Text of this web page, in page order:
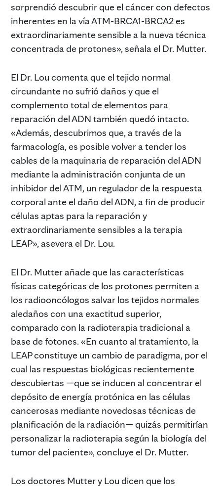
sorprendió descubrir que el cáncer con defectos
inherentes en la vía ATM-BRCA1-BRCA2 es
extraordinariamente sensible a la nueva técnica
concentrada de protones», señala el Dr. Mutter.
El Dr. Lou comenta que el tejido normal
circundante no sufrió daños y que el
complemento total de elementos para
reparación del ADN también quedó intacto.
«Además, descubrimos que, a través de la
farmacología, es posible volver a tender los
cables de la maquinaria de reparación del ADN
mediante la administración conjunta de un
inhibidor del ATM, un regulador de la respuesta
corporal ante el daño del ADN, a fin de producir
células aptas para la reparación y
extraordinariamente sensibles a la terapia
LEAP», asevera el Dr. Lou.
El Dr. Mutter añade que las características
físicas categóricas de los protones permiten a
los radiooncólogos salvar los tejidos normales
aledaños con una exactitud superior,
comparado con la radioterapia tradicional a
base de fotones. «En cuanto al tratamiento, la
LEAP constituye un cambio de paradigma, por el
cual las respuestas biológicas recientemente
descubiertas —que se inducen al concentrar el
depósito de energía protónica en las células
cancerosas mediante novedosas técnicas de
planificación de la radiación— quizás permitirían
personalizar la radioterapia según la biología del
tumor del paciente», concluye el Dr. Mutter.
Los doctores Mutter y Lou dicen que los